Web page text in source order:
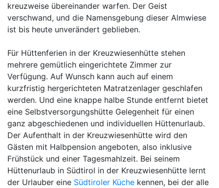
kreuzweise übereinander warfen. Der Geist
verschwand, und die Namensgebung dieser Almwiese
ist bis heute unverändert geblieben.
Für Hüttenferien in der Kreuzwiesenhütte stehen
mehrere gemütlich eingerichtete Zimmer zur
Verfügung. Auf Wunsch kann auch auf einem
kurzfristig hergerichteten Matratzenlager geschlafen
werden. Und eine knappe halbe Stunde entfernt bietet
eine Selbstversorgungshütte Gelegenheit für einen
ganz abgeschiedenen und individuellen Hüttenurlaub.
Der Aufenthalt in der Kreuzwiesenhütte wird den
Gästen mit Halbpension angeboten, also inklusive
Frühstück und einer Tagesmahlzeit. Bei seinem
Hüttenurlaub in Südtirol in der Kreuzwiesenhütte lernt
der Urlauber eine Südtiroler Küche kennen, bei der alle